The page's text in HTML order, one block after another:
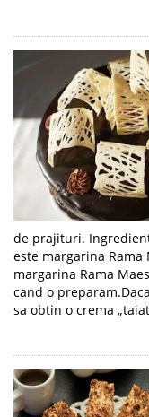
de prajituri.
este margarina
margarina Rama
cand o
sa obtin o crema